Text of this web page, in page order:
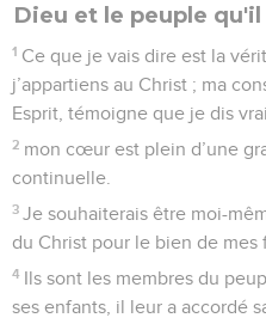
Dieu et le peuple qu'il
1 Ce que je vais dire est la
j’appartiens au Christ ; ma
Esprit, témoigne que je dis
2 mon cœur est plein d’une
continuelle.
3 Je souhaiterais être moi-
du Christ pour le bien de mes
4 Ils sont les membres du
ses enfants, il leur a accordé